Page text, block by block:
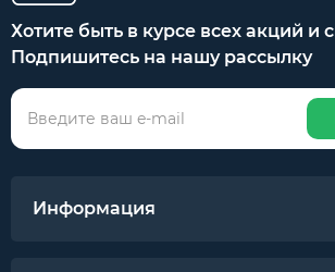
Хотите быть в курсе всех акций и
Подпишитесь на нашу рассылку
Информация